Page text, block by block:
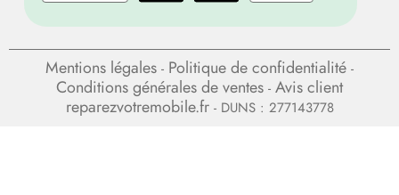
Mentions légales - Politique de confidentialité -
Conditions générales de ventes - Avis client
reparezvotremobile.fr- DUNS : 277143778